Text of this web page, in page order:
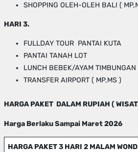
SHOPPING OLEH-OLEH BALI (
HARI 3.
FULLDAY TOUR PANTAI KUTA
PANTAI TANAH LOT
LUNCH BEBEK/AYAM TIMBUNGAN
TRANSFER AIRPORT ( MP,MS )
HARGA PAKET DALAM RUPIAH (
Harga Berlaku Sampai Maret 2026
HARGA PAKET 3 HARI 2 MALAM